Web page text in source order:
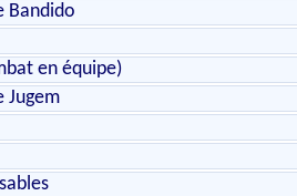
Bandido
en équipe)
Jugem